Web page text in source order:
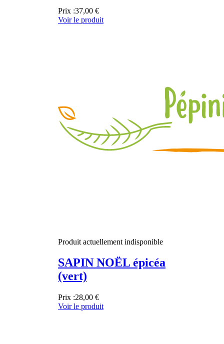
Prix :37,00 €
Voir le produit
Produit actuellement indisponible
SAPIN NOËL épicéa
(vert)
Prix :28,00 €
Voir le produit